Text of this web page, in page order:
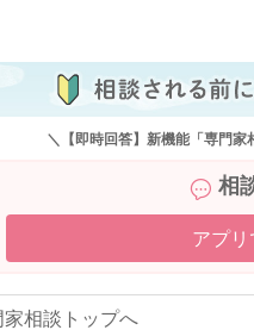
も
＼【即時回答】新機能「専門
相
アプリ
相談トップへ